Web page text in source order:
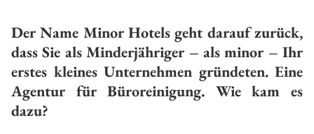
Der Name Minor Hotels geht darauf zurück,
dass Sie als Minderjähriger – als minor – Ihr
erstes kleines Unternehmen gründeten. Eine
Agentur für Büroreinigung. Wie kam es
dazu?